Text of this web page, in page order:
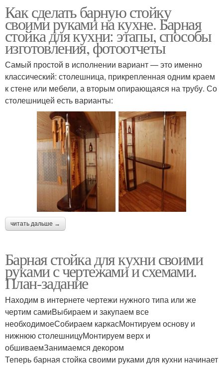
Как сделать барную стойку
своими руками на кухне. Барная
стойка для кухни: этапы, способы
изготовления, фотоотчеты
Самый простой в исполнении вариант — это именно
классический: столешница, прикрепленная одним краем
к стене или мебели, а вторым опирающаяся на трубу. Со
столешницей есть варианты:
читать дальше →
Барная стойка для кухни своими
руками с чертежами и схемами.
План-задание
Находим в интернете чертежи нужного типа или же
чертим самиВыбираем и закупаем все
необходимоеСобираем каркасМонтируем основу и
нижнюю столешницуМонтируем верх и
обшиваемЗанимаемся декором
Теперь барная стойка своими руками для кухни начинает